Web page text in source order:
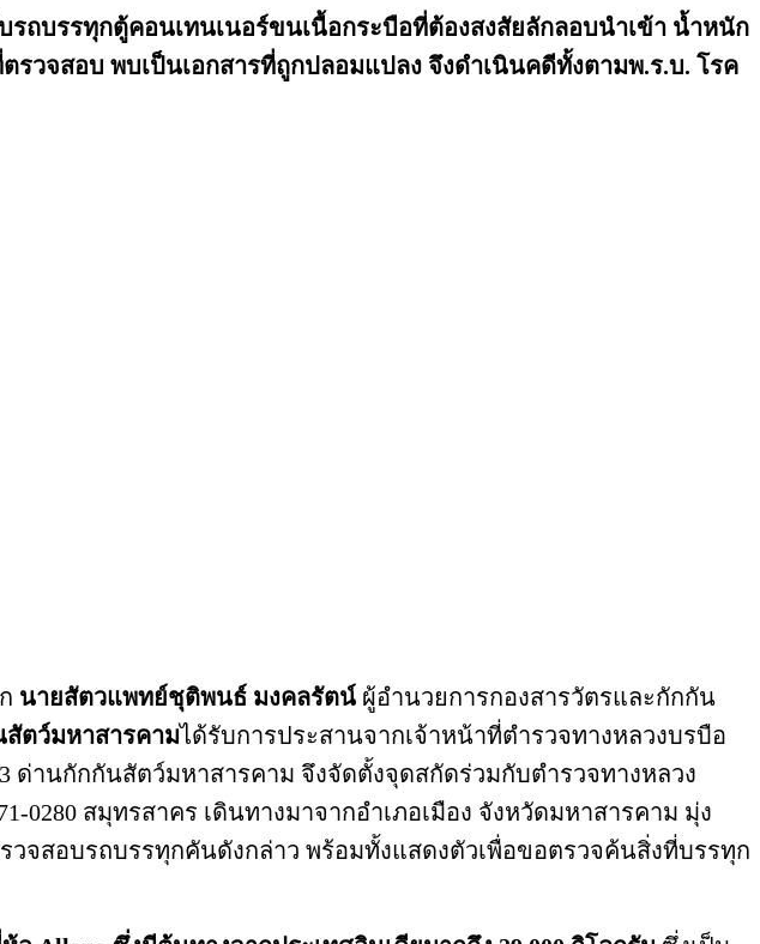
ถบรรทุกตู้คอนเทนเนอร์ขนเนื้อกระบือที่ต้องสงสัยลักลอบนำเข้า น้ำหนัก
วจสอบ พบเป็นเอกสารที่ถูกปลอมแปลง จึงดำเนินคดีทั้งตามพ.ร.บ. โรค
นายสัตวแพทย์ชุติพนธ์ มงคลรัตน์ ผู้อำนวยการกองสารวัตรและกักกัน
ตว์มหาสารคามได้รับการประสานจากเจ้าหน้าที่ตำรวจทางหลวงบรบือ
ด่านกักกันสัตว์มหาสารคาม จึงจัดตั้งจุดสกัดร่วมกับตำรวจทางหลวง
สมุทรสาคร เดินทางมาจากอำเภอเมือง จังหวัดมหาสารคาม มุ่ง
จสอบรถบรรทุกคันดังกล่าว พร้อมทั้งแสดงตัวเพื่อขอตรวจค้นสิ่งที่บรรทุก